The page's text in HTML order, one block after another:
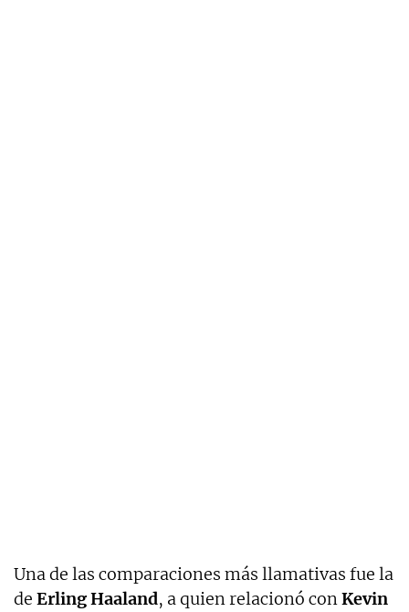
Una de las comparaciones más llamativas fue la
de Erling Haaland, a quien relacionó conKevin